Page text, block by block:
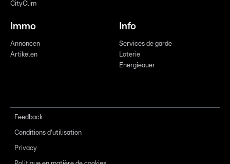
CityClim
Immo
Annoncen
Artikelen
Info
Services de garde
Loterie
Energieauer
Feedback
Conditions d'utilisation
Privacy